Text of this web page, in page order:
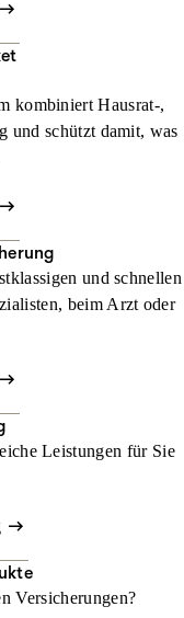
kombiniert Hausrat-,
und schützt damit, was
und schnellen
beim Arzt oder
Leistungen für Sie
Versicherungen?